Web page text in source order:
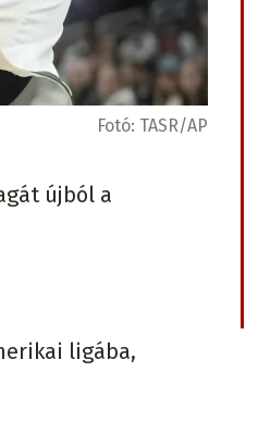
Fotó: TASR/AP
újból a
ligába,